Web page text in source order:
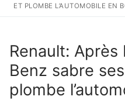
ET PLOMBE L’AUTOMOBILE EN
Renault:
Benz sabre
plombe